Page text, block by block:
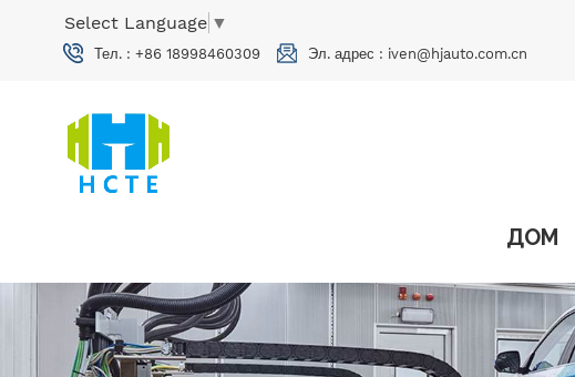
Select Language ▼
Тел. : +86 18998460309 Эл. адрес : iven@hjauto.com.cn
ДОМ